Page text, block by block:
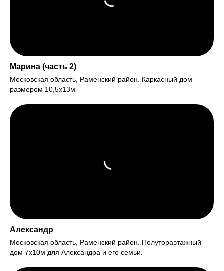
Марина (часть 2)
Московская область, Раменский район. Каркасный дом
размером 10,5х13м
Александр
Московская область, Раменский район. Полутораэтажный
дом 7х10м для Александра и его семьи.